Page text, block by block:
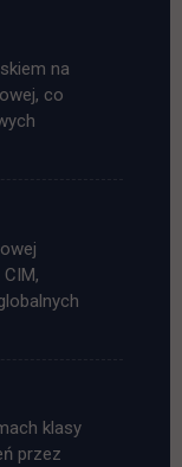
na
co
klasy
przez